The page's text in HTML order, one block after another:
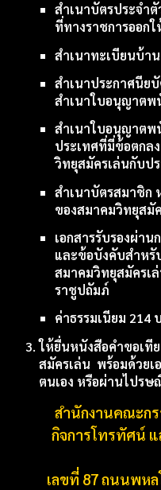
สำเนาบัตรประจํา
ที่ทางราชการออกใ
สําเนาทะเบียนบ้าน
สําเนาประกาศนีย
สําเนาใบอนุญาตพ
สำเนาใบอนุญาตพ
ประเทศที่มี่ข้อตกล
วิทยุสมัครเล่นกับป
สำเนาบัตรสมาชิก
ของสมาคมวิทยุสมั
เอกสารรับรองผ่าน
และข้อบังคับสำหรั
สมาคมวิทยุสมัครเ
ราชูปถัมภ์
ค่าธรรมเนียม 214
ให้ยื่นหนังสือคําขอเที
สมัครเล่น พร้อมด้วยเ
ตนเอง หรือผ่านไปรษ
สำนักงานคณะกร
กิจการโทรทัศน์
เลขที่ 87 ถนนพห